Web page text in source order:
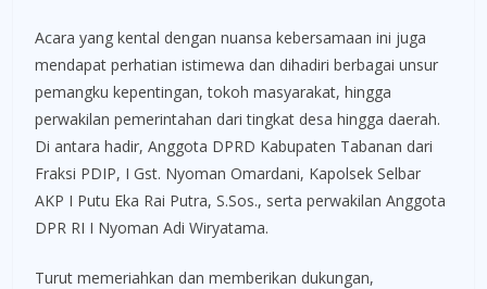
Acara yang kental dengan nuansa kebersamaan ini juga
mendapat perhatian istimewa dan dihadiri berbagai unsur
pemangku kepentingan, tokoh masyarakat, hingga
perwakilan pemerintahan dari tingkat desa hingga daerah.
Di antara hadir, Anggota DPRD Kabupaten Tabanan dari
Fraksi PDIP, I Gst. Nyoman Omardani, Kapolsek Selbar
AKP I Putu Eka Rai Putra, S.Sos., serta perwakilan Anggota
DPR RI I Nyoman Adi Wiryatama.
Turut memeriahkan dan memberikan dukungan,